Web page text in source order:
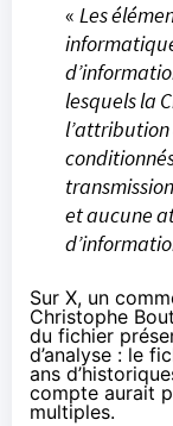
« Les
lesquels la
l’attribution
et aucune
Sur X, un
Christophe
du fichier
d’analyse : le
ans
compte aurait
multiples.